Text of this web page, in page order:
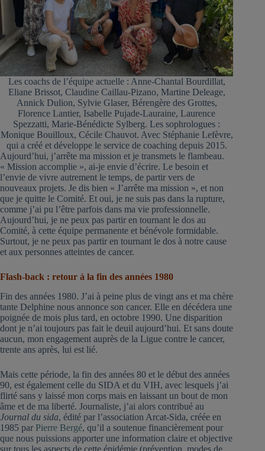
Les coachs de l’équipe actuelle : Anne-Chantal Bourdillat,
Eliane Brissot, Claudine Caillau-Pizano, Martine Deleage,
Annick Dulion, Sylvie Glaser, Bérengère des Grottes,
Florence Lantier, Isabelle Pujade-Lauraine, Laurence
Spezzatti, Marie-Bénédicte Sylberg. Les sophrologues :
Monique Bouilloux, Cécile Chauvot. Avec Stéphanie Lefèvre,
qui a créé et développe le service de coaching depuis 2015.
Aujourd’hui, j’arrête ma mission et je transmets le flambeau.
« Mission accomplie », ai-je envie d’écrire. Le besoin et
l’envie de vivre autrement le temps, de partir vers de
nouveaux projets. Je dis bien « J’arrête ma mission », et non
que je quitte le Comité. Et oui, je ne suis pas dans la rupture,
comme j’ai pu l’être parfois dans ma vie professionnelle.
Aujourd’hui, je ne peux pas partir en tournant le dos au
Comité, à cette équipe permanente et bénévole formidable.
Surtout, je ne peux pas partir en tournant le dos à notre cause
et aux personnes atteintes de cancer.
Flash-back : retour à la fin des années 1980
Fin des années 1980. J’ai à peine plus de vingt ans et ma chère
tante Delphine nous annonce son cancer. Elle en décédera une
poignée de mois plus tard, en octobre 1990. Une disparition
dont je n’ai toujours pas fait le deuil aujourd’hui. Et sans doute
aucun, mon engagement auprès de la Ligue contre le cancer,
trente ans après, lui est lié.
Mais cette période, la fin des années 80 et le début des années
90, est également celle du SIDA et du VIH, avec lesquels j’ai
flirté sans y laissé mon corps mais en laissant un bout de mon
âme et de ma liberté. Journaliste, j’ai alors contribué au
Journal du sida, édité par l’association Arcat-Sida, créée en
1985 par Pierre Bergé, qu’il a soutenue financièrement pour
que nous puissions apporter une information claire et objective
sur tous les aspects de cette épidémie (prévention, modes de